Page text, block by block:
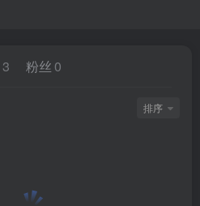
3 粉丝 0
排序